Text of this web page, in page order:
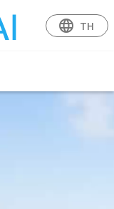
language TH